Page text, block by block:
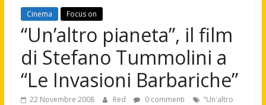
news
moda
maschile
Cinema Focus on
“Un’altro pianeta”, il film
di Stefano Tummolini a
“Le Invasioni Barbariche”
22 Novembre 2008 Red 0 commenti
"Un'altro